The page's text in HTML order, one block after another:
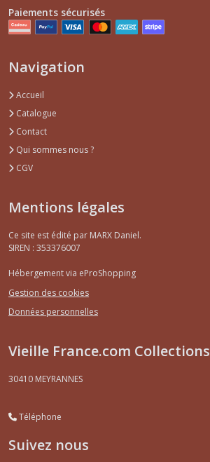
Paiements sécurisés
Navigation
Accueil
Catalogue
Contact
Qui sommes nous ?
CGV
Mentions légales
Ce site est édité par MARX Daniel.
SIREN : 353376007
Hébergement via eProShopping
Gestion des cookies
Données personnelles
Vieille France.com Collections
30410 MEYRANNES
Téléphone
Suivez nous